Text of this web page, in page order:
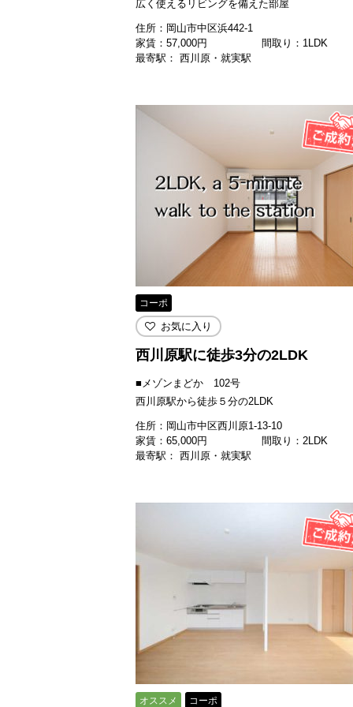
広く使えるリビングを備えた部屋
住所：岡山市中区浜442-1
家賃： 57,000円
間取り：1LDK
最寄駅： 西川原・就実駅
コーポ
お気に入り
西川原駅に徒歩3分の2LDK
■メゾンまどか 102号
西川原駅から徒歩５分の2LDK
住所：岡山市中区西川原1-13-10
家賃： 65,000円
間取り：2LDK
最寄駅： 西川原・就実駅
オススメ コーポ